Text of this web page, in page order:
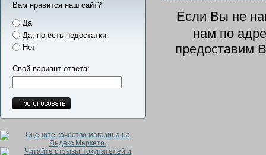
Если Вы не
нам по
предоставим
Вам нравится наш сайт?
Да
Да, но есть недостатки
Нет
Свой вариант ответа: